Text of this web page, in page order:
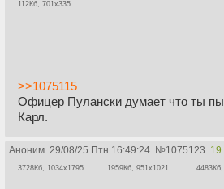
112Кб, 701x335
>>1075115
Офицер Пулански думает что ты
Карл.
Аноним 29/08/25 Птн 16:49:24 №1075123 19
3728Кб, 1034x1795 1959Кб, 951x1021